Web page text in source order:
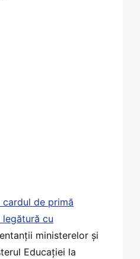
de primă
cu
ministerelor și
Educației la